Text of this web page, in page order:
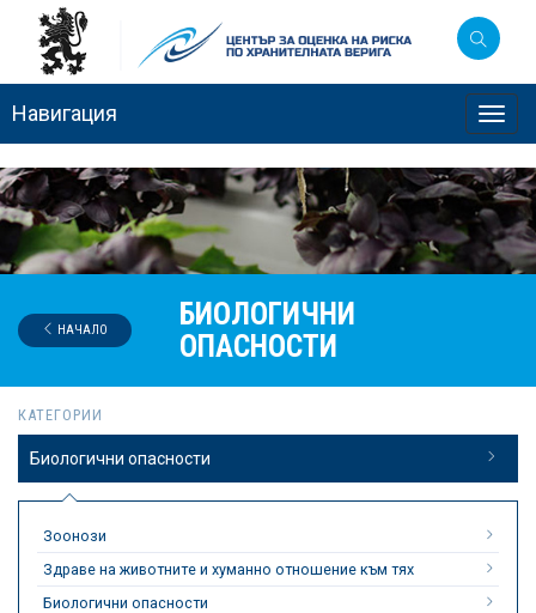
Навигация
БИОЛОГИЧНИ
ОПАСНОСТИ
НАЧАЛО
КАТЕГОРИИ
Биологични опасности
Зоонози
Здраве на животните и хуманно отношение към тях
Биологични опасности